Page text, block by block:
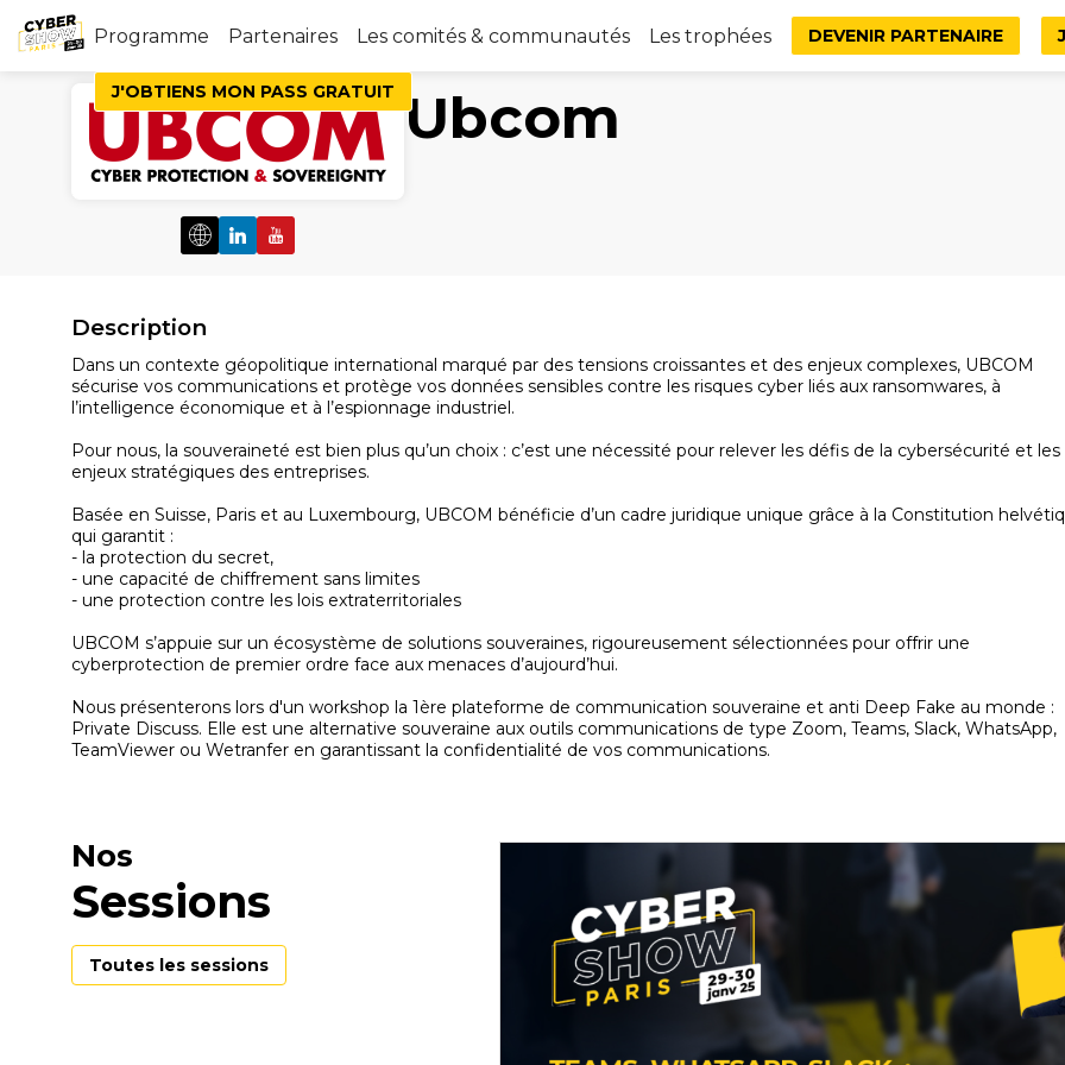
Programme Partenaires Les comités & communautés Les trophées DEVENIR PARTENAIRE
J'OBTIENS MON PASS GRATUIT Ubcom
Description
Dans un contexte géopolitique international marqué par des tensions croissantes et des enjeux complexes, UBCOM
sécurise vos communications et protège vos données sensibles contre les risques cyber liés aux ransomwares, à
l’intelligence économique et à l’espionnage industriel.
Pour nous, la souveraineté est bien plus qu’un choix : c’est une nécessité pour relever les défis de la cybersécurité et les
enjeux stratégiques des entreprises.
Basée en Suisse, Paris et au Luxembourg, UBCOM bénéficie d’un cadre juridique unique grâce à la Constitution
qui garantit :
- la protection du secret,
- une capacité de chiffrement sans limites
- une protection contre les lois extraterritoriales
UBCOM s’appuie sur un écosystème de solutions souveraines, rigoureusement sélectionnées pour offrir une
cyberprotection de premier ordre face aux menaces d’aujourd’hui.
Nous présenterons lors d'un workshop la 1ère plateforme de communication souveraine et anti Deep Fake au monde :
Private Discuss. Elle est une alternative souveraine aux outils communications de type Zoom, Teams, Slack, WhatsApp,
TeamViewer ou Wetranfer en garantissant la confidentialité de vos communications.
Nos
Sessions
Toutes les sessions